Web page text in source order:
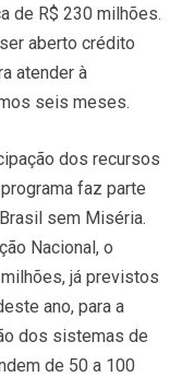
de R$ 230 milhões.
aberto crédito
atender à
seis meses.
dos recursos
faz parte
sem Miséria.
Nacional, o
já previstos
ano, para a
dos sistemas de
de 50 a 100